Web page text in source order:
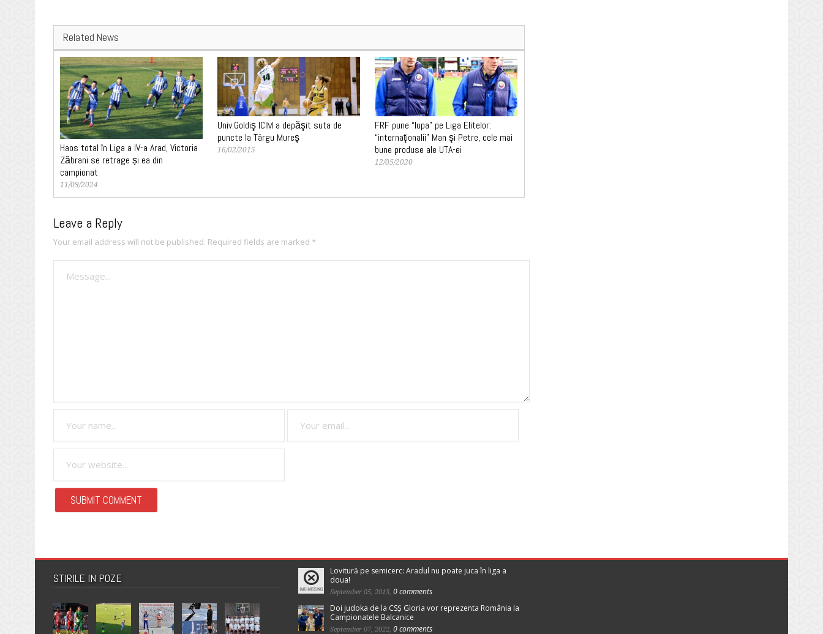
Related News
Haos total în Liga a IV-a Arad, Victoria
Zăbrani se retrage și ea din
campionat
11/09/2024
Univ.Goldiş ICIM a depăşit suta de
puncte la Târgu Mureş
16/02/2015
FRF pune “lupa” pe Liga Elitelor:
“internaţionalii” Man şi Petre, cele mai
bune produse ale UTA-ei
12/05/2020
Leave a Reply
Your email address will not be published. Required fields are marked *
STIRILE IN POZE
Lovitură pe semicerc: Aradul nu poate juca în liga a
doua!
September 05, 2013, 0 comments
Doi judoka de la CSȘ Gloria vor reprezenta România la
Campionatele Balcanice
September 07, 2022, 0 comments